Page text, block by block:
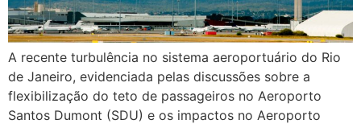
A recente turbulência no sistema aeroportuário do Rio
de Janeiro, evidenciada pelas discussões sobre a
flexibilização do teto de passageiros no Aeroporto
Santos Dumont (SDU) e os impactos no Aeroporto